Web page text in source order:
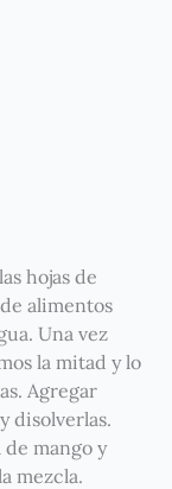
hojas de
alimentos
Una vez
la mitad y lo
Agregar
disolverlas.
mango y
mezcla.